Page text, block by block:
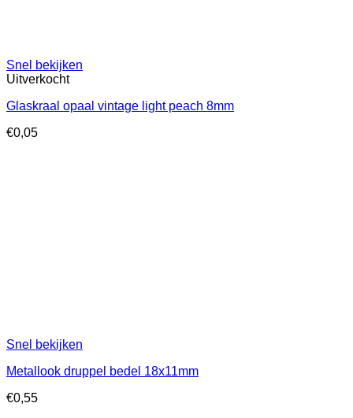
Snel bekijken
Uitverkocht
Glaskraal opaal vintage light peach 8mm
€0,05
Snel bekijken
Metallook druppel bedel 18x11mm
€0,55